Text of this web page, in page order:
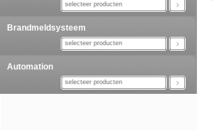
selecteer producten
Brandmeldsysteem
selecteer producten
Automation
selecteer producten